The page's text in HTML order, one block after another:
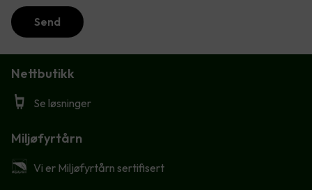
Send
Nettbutikk
Se løsninger
Miljøfyrtårn
Vi er Miljøfyrtårn sertifisert